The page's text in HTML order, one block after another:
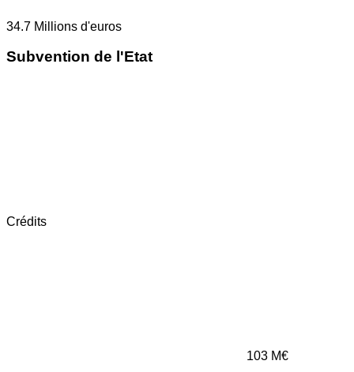
34.7 Millions d'euros
Subvention de l'Etat
Crédits
103 M€